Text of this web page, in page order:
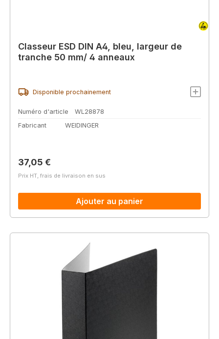
Classeur ESD DIN A4, bleu, largeur de
tranche 50 mm/ 4 anneaux
Disponible prochainement
Numéro d'article
WL28878
Fabricant
WEIDINGER
Prix régulier :
37,05 €
Prix HT, frais de livraison en sus
Ajouter au panier